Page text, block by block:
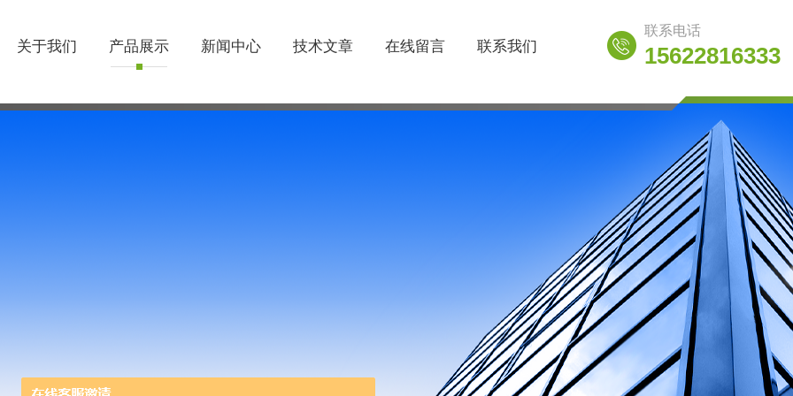
关于我们 产品展示 新闻中心 技术文章 在线留言 联系我们
联系电话
15622816333